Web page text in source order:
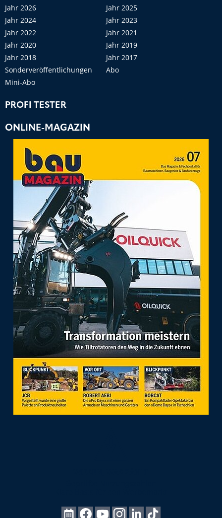
Jahr 2026
Jahr 2025
Jahr 2024
Jahr 2023
Jahr 2022
Jahr 2021
Jahr 2020
Jahr 2019
Jahr 2018
Jahr 2017
Sonderveröffentlichungen
Abo
Mini-Abo
PROFI TESTER
ONLINE-MAGAZIN